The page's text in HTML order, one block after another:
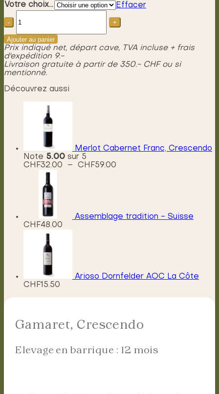
Votre choix...
Effacer
de
Crescendo
Ajouter au panier
Prix indiqué net, départ cave, TVA incluse + frais
d'expédition 9.-
Livraison gratuite à partir de 350.- CHF ou si
mentionné.
Découvrez aussi
Merlot Cabernet Franc, Crescendo
Note 5.00 sur 5
CHF32.00 – CHF59.00
Assemblage tradition - Suisse
CHF48.00
Arioso Dornfelder AOC La Côte
CHF15.50
Gamaret, Crescendo
Elevage en barrique : 12 mois